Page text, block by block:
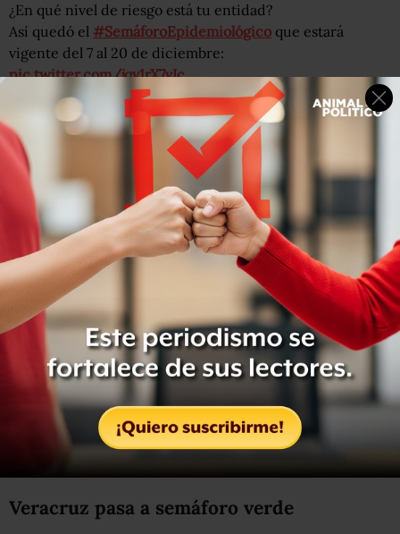
¿En qué nivel de riesgo está tu entidad?
Así quedó el #SemáforoEpidemiológico que estará
vigente del 7 al 20 de diciembre:
pic.twitter.com/jqv1rX7vIc
— Animal Político (@Pajaropolitico)December 5, 2020
Las otras nueve entidades en alerta son el Estado de
México, Sonora, Coahuila, Nuevo León, Durango,
Aguascalientes, Guanajuato, Querétaro e Hidalgo.
Veracruz pasa a semáforo verde